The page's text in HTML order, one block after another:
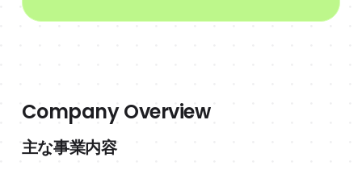
Company Overview
‍主な事業内容